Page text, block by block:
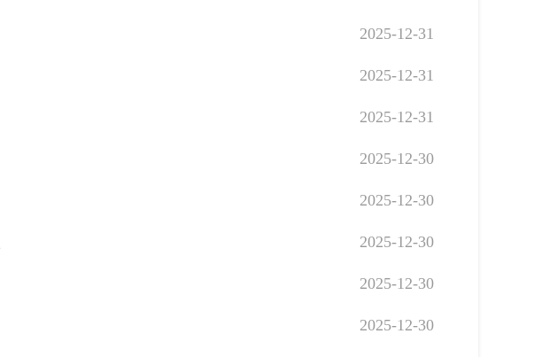
2025-12-31
2025-12-31
2025-12-31
2025-12-30
2025-12-30
2025-12-30
2025-12-30
2025-12-30